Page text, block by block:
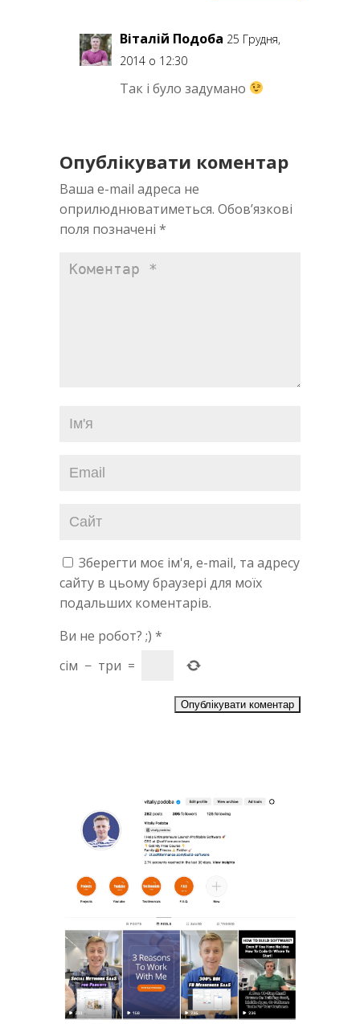
Віталій Подоба 25 Грудня,
2014 о 12:30
Так і було задумано
Опублікувати коментар
Ваша e-mail адреса не
оприлюднюватиметься. Обов’язкові
поля позначені *
Зберегти моє ім'я, e-mail, та адресу
сайту в цьому браузері для моїх
подальших коментарів.
Ви не робот? ;) *
сім − три =